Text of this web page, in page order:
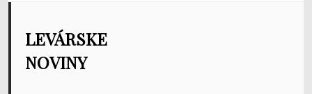
LEVÁRSKE
NOVINY